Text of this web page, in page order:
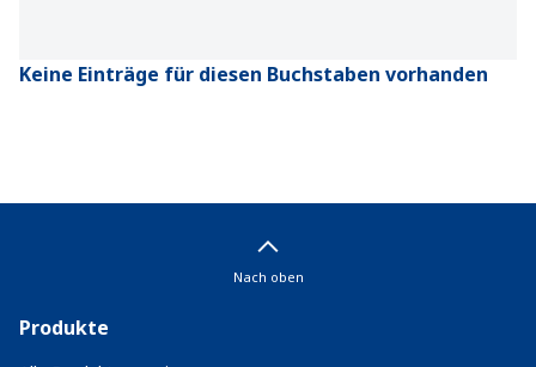
Keine Einträge für diesen Buchstaben vorhanden
Nach oben
Produkte